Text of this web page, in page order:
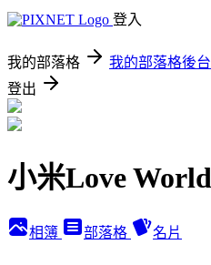
登入
我的部落格 我的部落格後台
登出
小米Love World
相簿 部落格 名片